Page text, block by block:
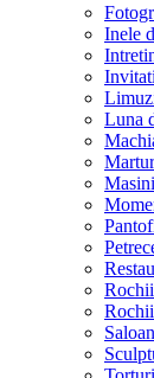
Inele
Luna